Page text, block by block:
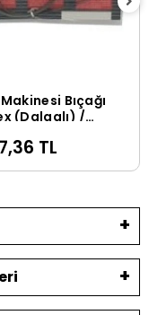
Sepete Ekle
Bıçağı
(Dalgalı) /
TL